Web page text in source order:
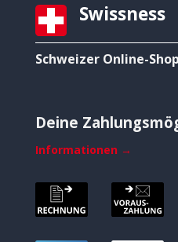
Swissness
Schweizer Online-
Deine
Informationen →